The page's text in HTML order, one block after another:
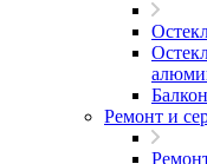
Ремонт и